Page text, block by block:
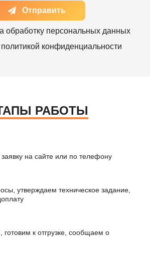
Отправить
обработку персональных данных
политикой конфиденциальности
РАБОТЫ
на сайте или по телефону
утверждаем техническое задание,
готовим к отгрузке, сообщаем о